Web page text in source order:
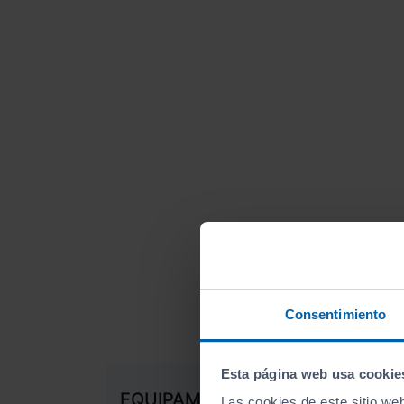
Consentimiento
Esta página web usa
EQUIPAMIENTO EXTRA